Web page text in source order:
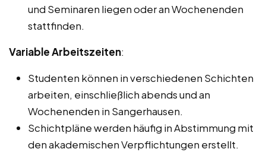
und Seminaren liegen oder an Wochenenden
stattfinden.
Variable Arbeitszeiten:
Studenten können in verschiedenen Schichten
arbeiten, einschließlich abends und an
Wochenenden in Sangerhausen.
Schichtpläne werden häufig in Abstimmung mit
den akademischen Verpflichtungen erstellt.